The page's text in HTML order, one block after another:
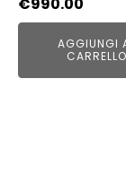
AGGIUNGI
CARRELLO